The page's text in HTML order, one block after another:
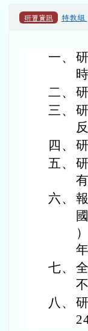
研習資訊 特教組
一、
二、
三、
四、
五、
六、
七、
八、